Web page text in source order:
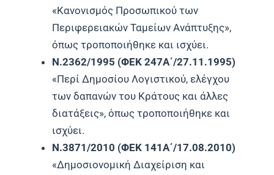
«Κανονισμός Προσωπικού των
Περιφερειακών Ταμείων Ανάπτυξης»,
όπως τροποποιήθηκε και ισχύει.
Ν.2362/1995 (ΦΕΚ 247Α΄/27.11.1995)
«Περί Δημοσίου Λογιστικού, ελέγχου
των δαπανών του Κράτους και άλλες
διατάξεις», όπως τροποποιήθηκε και
ισχύει.
Ν.3871/2010 (ΦΕΚ 141Α΄/17.08.2010)
«Δημοσιονομική Διαχείριση και